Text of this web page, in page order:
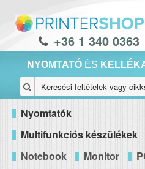
+36 1 340 0363
NYOMTATÓ ÉS
Nyomtatók
Multifunkciós készülékek
Notebook
Monitor